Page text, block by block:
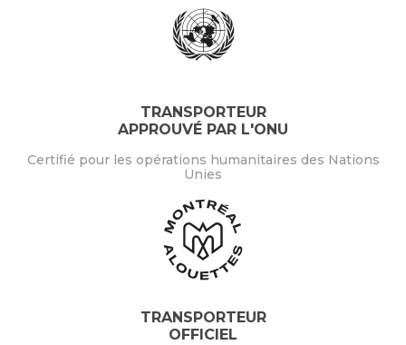
TRANSPORTEUR
APPROUVÉ PAR L'ONU
Certifié pour les opérations humanitaires des Nations
Unies
TRANSPORTEUR
OFFICIEL